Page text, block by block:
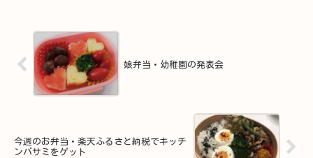
娘弁当・幼稚園の発表会
今週のお弁当・楽天ふるさと納税でキッチ
ンバサミをゲット